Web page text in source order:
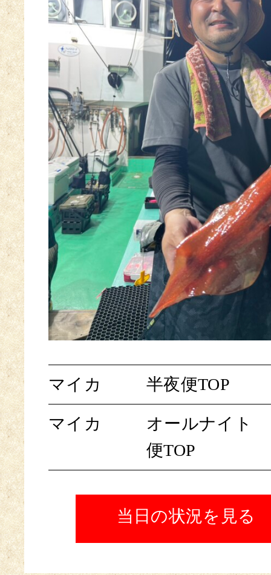
マイカ 半夜便TOP
マイカ
オールナイト
便TOP
当日の状況を見る